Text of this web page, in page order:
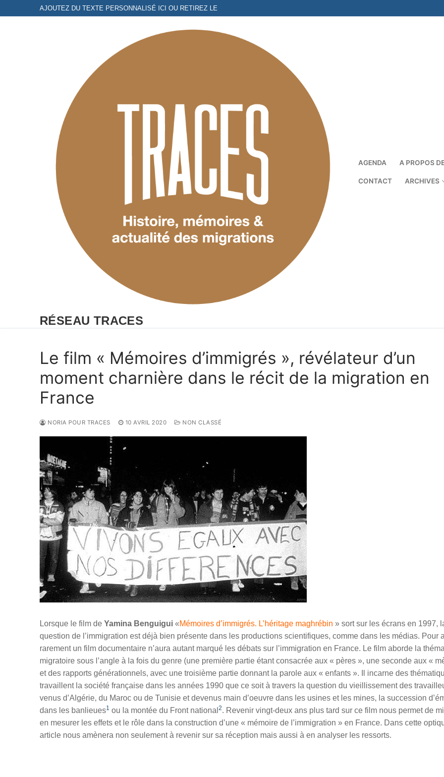
au
AJOUTEZ DU TEXTE PERSONNALISÉ ICI OU RETIREZ LE
RÉSEAU TRACES
AGENDA A PROPOS
CONTACT ARCHIVES
Le film « Mémoires d’immigrés », révélateur d’un
moment charnière dans le récit de la migration en
France
NORIA POUR TRACES 10 AVRIL 2020 NON CLASSÉ
Lorsque le film de Yamina Benguigui «Mémoires d’immigrés. L’héritage maghrébin » sort sur les écrans en 1997,
question de l’immigration est déjà bien présente dans les productions scientifiques, comme dans les médias. Pour
rarement un film documentaire n’aura autant marqué les débats sur l’immigration en France. Le film aborde la
migratoire sous l’angle à la fois du genre (une première partie étant consacrée aux « pères », une seconde aux «
et des rapports générationnels, avec une troisième partie donnant la parole aux « enfants ». Il incarne des
travaillent la société française dans les années 1990 que ce soit à travers la question du vieillissement des
venus d’Algérie, du Maroc ou de Tunisie et devenus main d’oeuvre dans les usines et les mines, la succession
dans les banlieues1 ou la montée du Front national 2. Revenir vingt-deux ans plus tard sur ce film nous permet de
en mesurer les effets et le rôle dans la construction d’une « mémoire de l’immigration » en France. Dans cette
article nous amènera non seulement à revenir sur sa réception mais aussi à en analyser les ressorts.